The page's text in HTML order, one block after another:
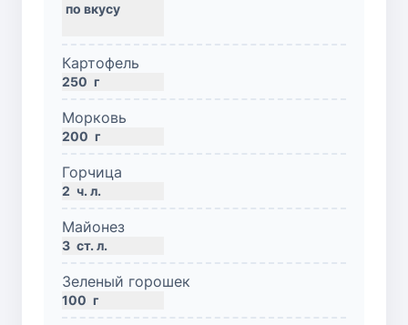
Картофель
250 г
Морковь
200 г
Горчица
2 ч. л.
Майонез
3 ст. л.
Зеленый горошек
100 г